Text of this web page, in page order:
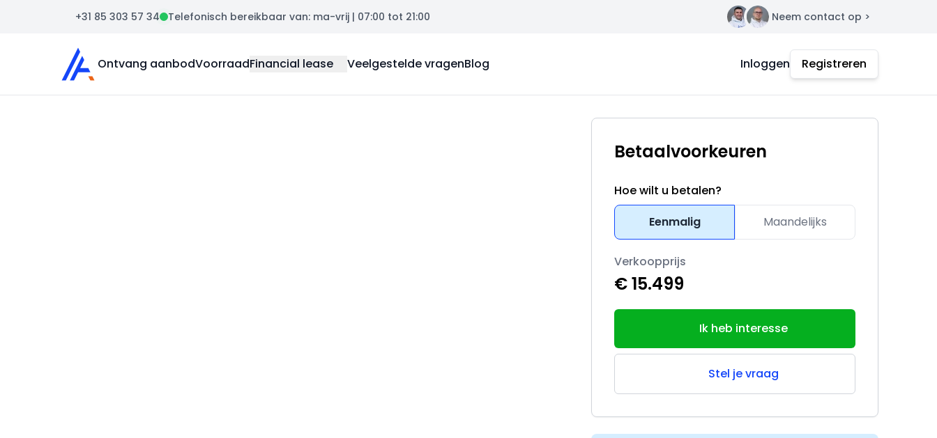
+31 85 303 57 34 Telefonisch bereikbaar van: ma-vrij | 07:00 tot 21:00 Contact Neem contact op >
Auto Atlas
Ontvang aanbodVoorraadFinancial lease Veelgestelde vragenBlog Inloggen Registreren
Betaalvoorkeuren
Hoe wilt u betalen?
Eenmalig
Maandelijks
Verkoopprijs
€ 15.499
Ik heb interesse
Stel je vraag